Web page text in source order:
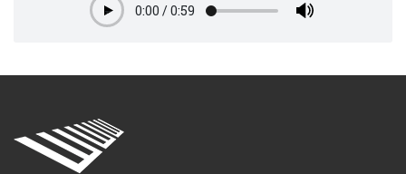
Play0:00 /0:59